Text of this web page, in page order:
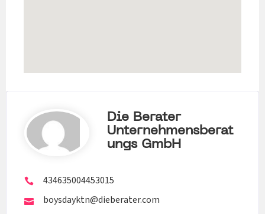
Die Berater
Unternehmensberat
Ungs GmbH
434635004453015
boysdayktn@dieberater.com